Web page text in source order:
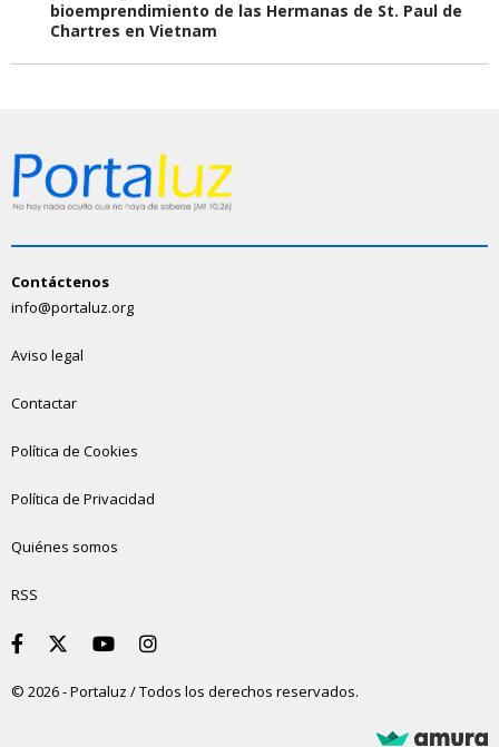
bioemprendimiento de las Hermanas de St. Paul de
Chartres en Vietnam
Contáctenos
info@portaluz.org
Aviso legal
Contactar
Política de Cookies
Política de Privacidad
Quiénes somos
RSS
© 2026 - Portaluz / Todos los derechos reservados.